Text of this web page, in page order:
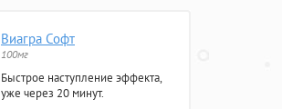
Виагра Софт
100мг
Быстрое наступление эффекта,
уже через 20 минут.